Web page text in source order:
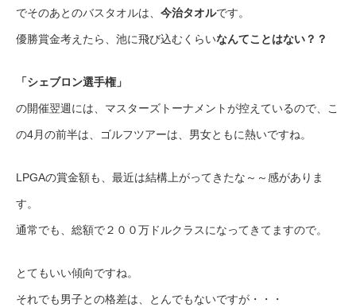
でそのあとのバスタオルは、 今治タオルです。
優勝賞金考えたら、池に飛び込むくらいなんてことはない？？
「シェブロン選手権」
の開催翌週には、マスターズトーナメントが控えているので、こ
の4月の前半は、ゴルフツアーは、男女ともに熱いですね。
LPGAの賞金額も、最近は結構上がってきたな～～感がありま
す。
通常でも、総額で２００万ドルクラスになってきてますので。
とてもいい傾向ですね。
それでも男子との格差は、とんでもないですが・・・